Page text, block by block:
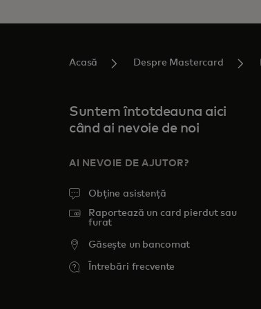
Acasă Despre Mastercard
Suntem întotdeauna aici
când ai nevoie de noi
AI NEVOIE DE AJUTOR?
Obține asistență
Raportează un card pierdut sau
furat
Găsește un bancomat
Întrebări frecvente